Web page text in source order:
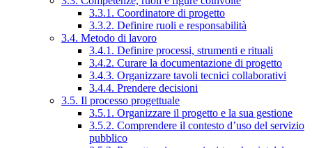
3.3.1. Coordinatore di progetto
3.3.2. Definire ruoli e responsabilità
3.4. Metodo di lavoro
3.4.1. Definire processi, strumenti e rituali
3.4.2. Curare la documentazione di progetto
3.4.3. Organizzare tavoli tecnici collaborativi
3.4.4. Prendere decisioni
3.5. Il processo progettuale
3.5.1. Organizzare il progetto e la sua gestione
3.5.2. Comprendere il contesto d’uso del servizio
pubblico